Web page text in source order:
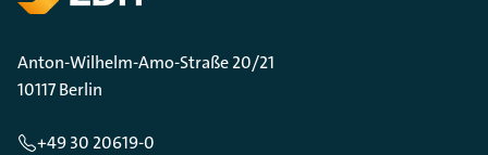
Anton-Wilhelm-Amo-Straße 20/21
10117 Berlin
+49 30 20619-0